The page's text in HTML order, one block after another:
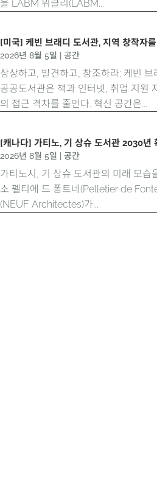
을 LABM 위클리(LABM...
[미국] 케빈 브래디 도서관, 지역 창작자
2026년 8월 5일 공간
상상하고, 발견하고, 창조하라: 케빈
공공도서관은 책과 인터넷, 취업 지원
의 접근 격차를 줄인다. 혁신 공간은...
[캐나다] 가티노, 기 상슈 도서관 2030년
2026년 8월 5일 공간
가티노시, 기 상슈 도서관의 미래 모습
소 펠티에 드 퐁트네(Pelletier de
(NEUF Architectes)가...